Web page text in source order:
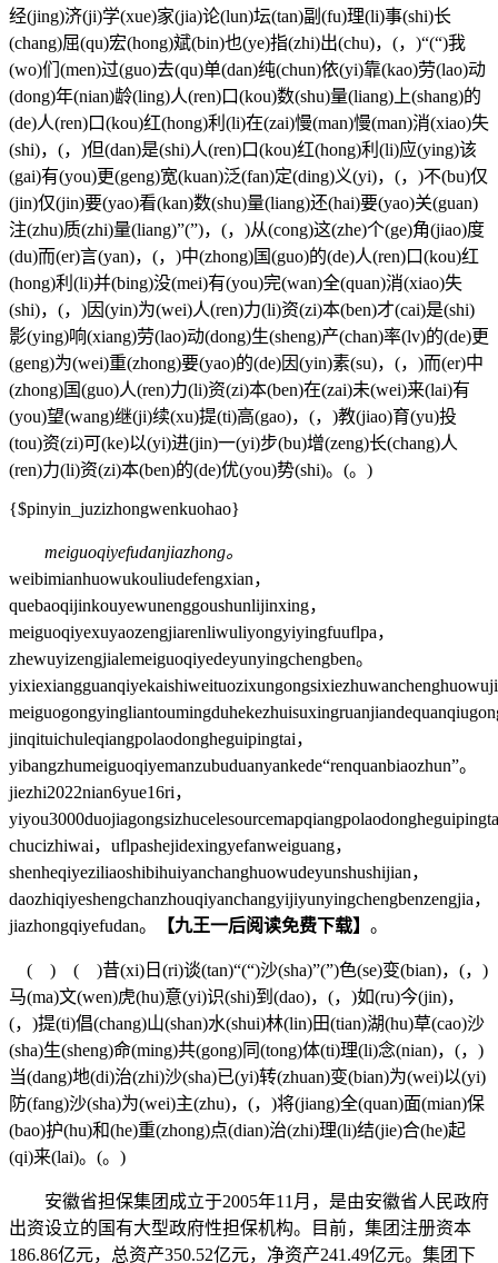
经(jing)济(ji)学(xue)家(jia)论(lun)坛(tan)副(fu)理(li)事(shi)长
(chang)屈(qu)宏(hong)斌(bin)也(ye)指(zhi)出(chu)，(，)“(“)我
(wo)们(men)过(guo)去(qu)单(dan)纯(chun)依(yi)靠(kao)劳(lao)动
(dong)年(nian)龄(ling)人(ren)口(kou)数(shu)量(liang)上(shang)的
(de)人(ren)口(kou)红(hong)利(li)在(zai)慢(man)慢(man)消(xiao)失
(shi)，(，)但(dan)是(shi)人(ren)口(kou)红(hong)利(li)应(ying)该
(gai)有(you)更(geng)宽(kuan)泛(fan)定(ding)义(yi)，(，)不(bu)仅
(jin)仅(jin)要(yao)看(kan)数(shu)量(liang)还(hai)要(yao)关(guan)
注(zhu)质(zhi)量(liang)”(”)，(，)从(cong)这(zhe)个(ge)角(jiao)度
(du)而(er)言(yan)，(，)中(zhong)国(guo)的(de)人(ren)口(kou)红
(hong)利(li)并(bing)没(mei)有(you)完(wan)全(quan)消(xiao)失
(shi)，(，)因(yin)为(wei)人(ren)力(li)资(zi)本(ben)才(cai)是(shi)
影(ying)响(xiang)劳(lao)动(dong)生(sheng)产(chan)率(lv)的(de)更
(geng)为(wei)重(zhong)要(yao)的(de)因(yin)素(su)，(，)而(er)中
(zhong)国(guo)人(ren)力(li)资(zi)本(ben)在(zai)未(wei)来(lai)有
(you)望(wang)继(ji)续(xu)提(ti)高(gao)，(，)教(jiao)育(yu)投
(tou)资(zi)可(ke)以(yi)进(jin)一(yi)步(bu)增(zeng)长(chang)人
(ren)力(li)资(zi)本(ben)的(de)优(you)势(shi)。(。)
{$pinyin_juzizhongwenkuohao}
meiguoqiyefudanjiazhong。
weibimianhuowukouliudefengxian，
quebaoqijinkouyewunenggoushunlijinxing，
meiguoqiyexuyaozengjiarenliwuliyongyiyingfuuflpa，
zhewuyizengjialemeiguoqiyedeyunyingchengben。
jinqituichuleqiangpolaodongheguipingtai，
yibangzhumeiguoqiyemanzubuduanyankede“renquanbiaozhun”。
jiezhi2022nian6yue16ri，
chucizhiwai，uflpashejidexingyefanweiguang，
shenheqiyeziliaoshibihuiyanchanghuowudeyunshushijian，
daozhiqiyeshengchanzhouqiyanchangyijiyunyingchengbenzengjia，
jiazhongqiyefudan。
【九王一后阅读免费下载】 。
( ) ( )昔(xi)日(ri)谈(tan)“(“)沙(sha)”(”)色(se)变(bian)，(，)
马(ma)文(wen)虎(hu)意(yi)识(shi)到(dao)，(，)如(ru)今(jin)，
(，)提(ti)倡(chang)山(shan)水(shui)林(lin)田(tian)湖(hu)草(cao)沙
(sha)生(sheng)命(ming)共(gong)同(tong)体(ti)理(li)念(nian)，(，)
当(dang)地(di)治(zhi)沙(sha)已(yi)转(zhuan)变(bian)为(wei)以(yi)
防(fang)沙(sha)为(wei)主(zhu)，(，)将(jiang)全(quan)面(mian)保
(bao)护(hu)和(he)重(zhong)点(dian)治(zhi)理(li)结(jie)合(he)起
(qi)来(lai)。(。)
安徽省担保集团成立于2005年11月，是由安徽省人民政府
出资设立的国有大型政府性担保机构。目前，集团注册资本
186.86亿元，总资产350.52亿元，净资产241.49亿元。集团下